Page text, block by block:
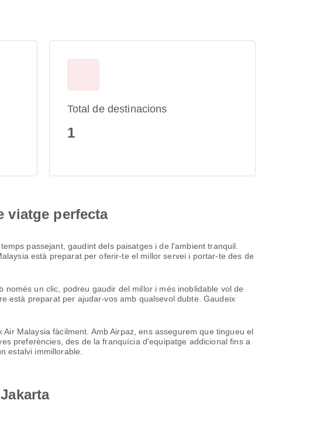
Total de destinacions
1
viatge perfecta
passejant, gaudint dels paisatges i de l'ambient tranquil.
està preparat per oferir-te el millor servei i portar-te des de
un clic, podreu gaudir del millor i més inoblidable vol de
està preparat per ajudar-vos amb qualsevol dubte. Gaudeix
Malaysia fàcilment. Amb Airpaz, ens assegurem que tingueu el
preferències, des de la franquícia d'equipatge addicional fins a
estalvi immillorable.